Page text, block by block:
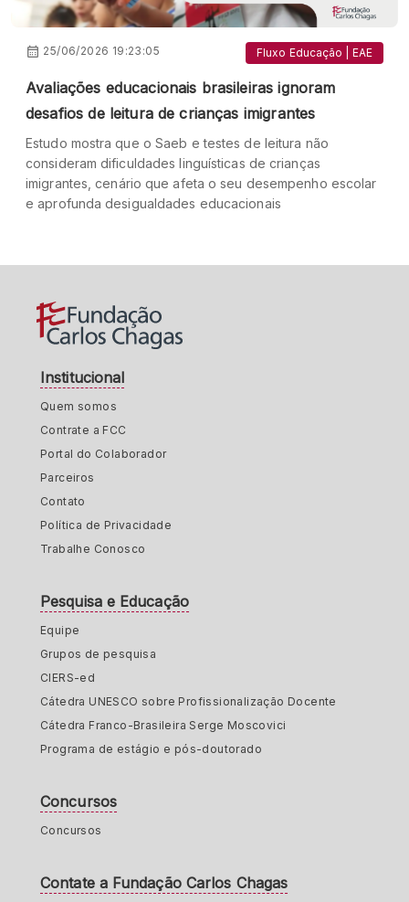
25/06/2026 19:23:05 Fluxo Educação | EAE
Avaliações educacionais brasileiras ignoram
desafios de leitura de crianças imigrantes
Estudo mostra que o Saeb e testes de leitura não
consideram dificuldades linguísticas de crianças
imigrantes, cenário que afeta o seu desempenho escolar
e aprofunda desigualdades educacionais
Institucional
Quem somos
Contrate a FCC
Portal do Colaborador
Parceiros
Contato
Política de Privacidade
Trabalhe Conosco
Pesquisa e Educação
Equipe
Grupos de pesquisa
CIERS-ed
Cátedra UNESCO sobre Profissionalização Docente
Cátedra Franco-Brasileira Serge Moscovici
Programa de estágio e pós-doutorado
Concursos
Concursos
Contate a Fundação Carlos Chagas